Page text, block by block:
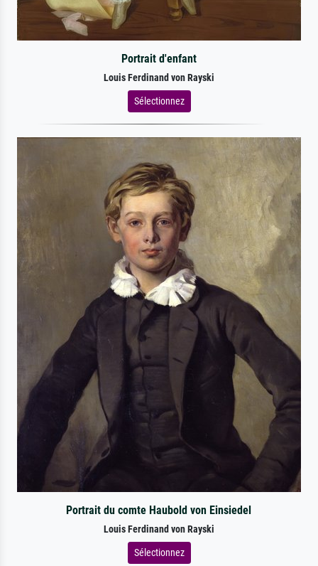
Portrait d'enfant
Louis Ferdinand von Rayski
Sélectionnez
Portrait du comte Haubold von Einsiedel
Louis Ferdinand von Rayski
Sélectionnez